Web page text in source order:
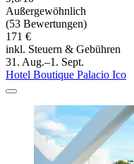
Außergewöhnlich
(53 Bewertungen)
171 €
inkl. Steuern & Gebühren
31. Aug.–1. Sept.
Hotel Boutique Palacio Ico